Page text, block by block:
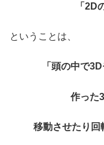
「2D
ということは、
「頭の中で
作った
移動させたり回